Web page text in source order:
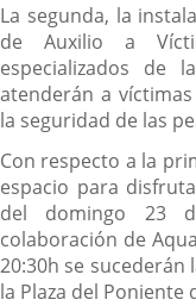
La segunda, la
de Auxilio a
especializados de
atenderán a
la seguridad de las
Con respecto a la
espacio para
del domingo 23
colaboración de
20:30h se sucederán
la Plaza del